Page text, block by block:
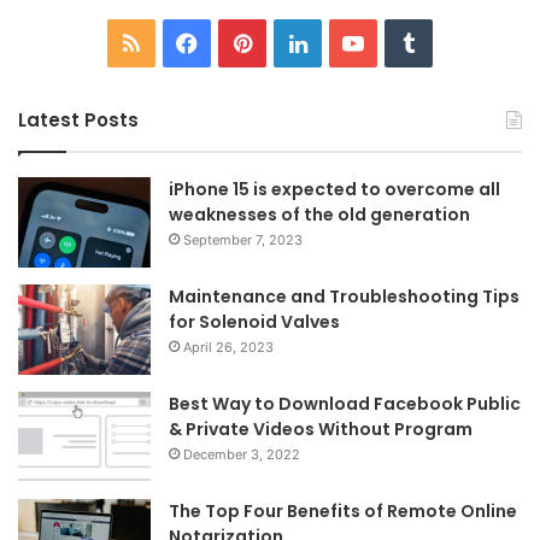
RSS Facebook
PinterestLinkedInYouTubeTumblr
Latest Posts
iPhone 15 is expected to overcome all
weaknesses of the old generation
September 7, 2023
Maintenance and Troubleshooting Tips
for Solenoid Valves
April 26, 2023
Best Way to Download Facebook Public
& Private Videos Without Program
December 3, 2022
The Top Four Benefits of Remote Online